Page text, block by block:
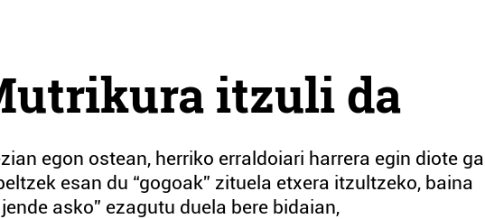
itzuli da
egon ostean, herriko erraldoiari harrera egin diote
esan du “gogoak” zituela etxera itzultzeko, baina
asko” ezagutu duela bere bidaian,